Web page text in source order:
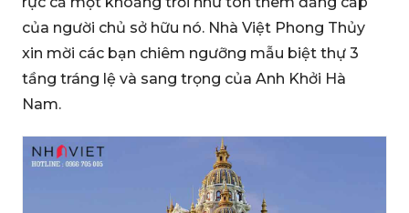
của người chủ sở hữu nó. Nhà Việt Phong Thủy
xin mời các bạn chiêm ngưỡng mẫu biệt thự 3
tầng tráng lệ và sang trọng của Anh Khởi Hà
Nam.